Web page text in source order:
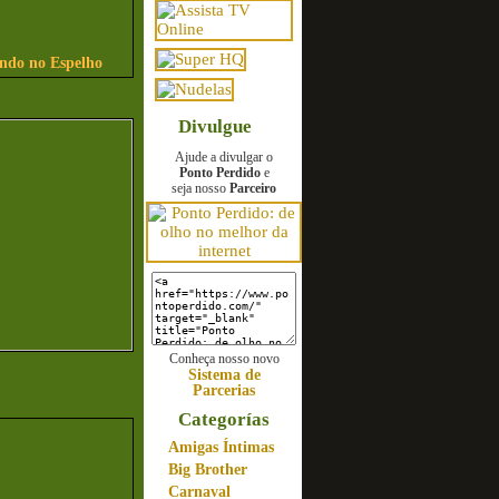
no Espelho
Divulgue
Ajude a divulgar o
Ponto Perdidoe
seja nosso Parceiro
Conheça nosso novo
Sistema de
Parcerias
Categorías
Amigas Íntimas
Big Brother
Carnaval